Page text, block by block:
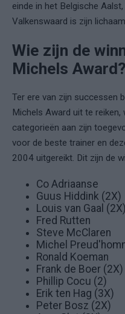
einde in het Belgische
Valkenswaard is zijn
Wie zijn de
Michels Award?
Ter ere van zijn successen
Michels Award uit te reiken,
categorieën aan zijn
voor de beste trainer en
2004 uitgereikt. Dit zijn de
Co Adriaanse
Guus Hiddink (2X)
Louis van Gaal (2X)
Fred Rutten
Steve McClaren
Michel
Ronald Koeman
Frank de Boer (2X)
Phillip Cocu (2)
Erik ten Hag (3X)
Peter Bosz (2X)